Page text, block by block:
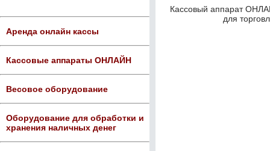
Аренда онлайн кассы
Кассовые аппараты ОНЛАЙН
Весовое оборудование
Оборудование для обработки и
хранения наличных денег
Кассовый аппарат
для